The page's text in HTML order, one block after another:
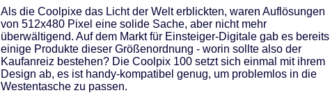
Als die Coolpixe das Licht der Welt erblickten, waren Auflösungen
von 512x480 Pixel eine solide Sache, aber nicht mehr
überwältigend. Auf dem Markt für Einsteiger-Digitale gab es bereits
einige Produkte dieser Größenordnung - worin sollte also der
Kaufanreiz bestehen? Die Coolpix 100 setzt sich einmal mit ihrem
Design ab, es ist handy-kompatibel genug, um problemlos in die
Westentasche zu passen.